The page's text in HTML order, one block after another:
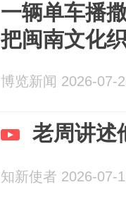
一辆单车播
把闽南文化
博览新闻 2026-07-
老周讲述
知新使者 2026-07-